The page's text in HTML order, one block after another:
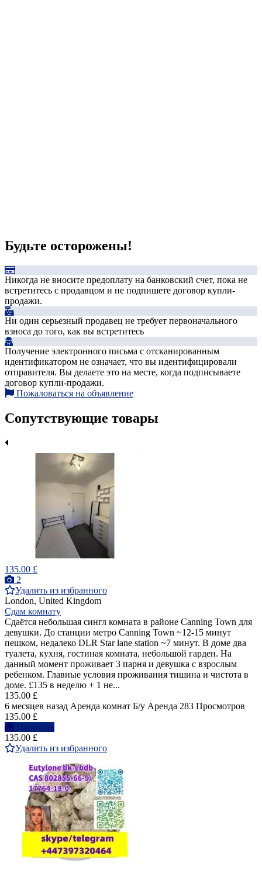
Будьте осторожены!
Никогда не вносите предоплату на банковский счет, пока не
встретитесь с продавцом и не подпишете договор купли-
продажи.
Ни один серьезный продавец не требует первоначального
взноса до того, как вы встретитесь
Получение электронного письма с отсканированным
идентификатором не означает, что вы идентифицировали
отправителя. Вы делаете это на месте, когда подписываете
договор купли-продажи.
Пожаловаться на объявление
Сопутствующие товары
135.00 £
2
Удалить из избранного
London, United Kingdom
Сдам комнату
Сдаётся небольшая сингл комната в районе Canning Town для
девушки. До станции метро Canning Town ~12-15 минут
пешком, недалеко DLR Star lane station ~7 минут. В доме два
туалета, кухня, гостиная комната, небольшой гарден. На
данный момент проживает 3 парня и девушка с взрослым
ребенком. Главные условия проживания тишина и чистота в
доме. £135 в неделю + 1 не...
135.00 £
6 месяцев назад Аренда комнат Б/у Аренда 283 Просмотров
135.00 £
Написать
135.00 £
Удалить из избранного